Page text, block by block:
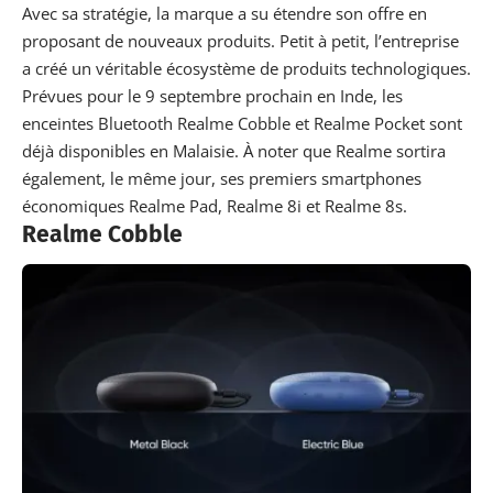
Avec sa stratégie, la marque a su étendre son offre en
proposant de nouveaux produits. Petit à petit, l’entreprise
a créé un véritable écosystème de produits technologiques.
Prévues pour le 9 septembre prochain en Inde, les
enceintes Bluetooth Realme Cobble et Realme Pocket sont
déjà disponibles en Malaisie. À noter que Realme sortira
également, le même jour, ses premiers smartphones
économiques Realme Pad, Realme 8i et Realme 8s.
Realme Cobble